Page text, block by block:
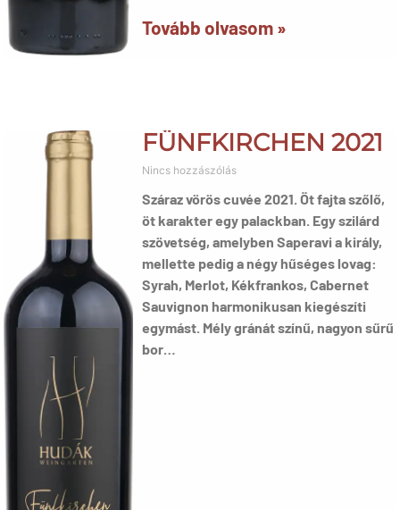
Tovább olvasom »
FÜNFKIRCHEN 2021
Nincs hozzászólás
Száraz vörös cuvée 2021. Öt fajta szőlő,
öt karakter egy palackban. Egy szilárd
szövetség, amelyben Saperavi a király,
mellette pedig a négy hűséges lovag:
Syrah, Merlot, Kékfrankos, Cabernet
Sauvignon harmonikusan kiegészíti
egymást. Mély gránát színű, nagyon sűrű
bor…